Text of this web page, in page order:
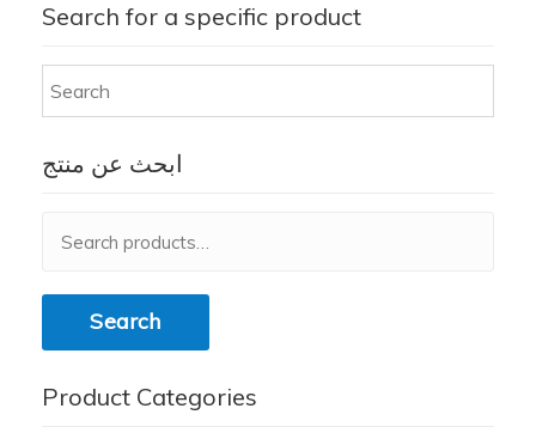
Search for a specific product
ابحث عن منتج
for:
Search
Product Categories